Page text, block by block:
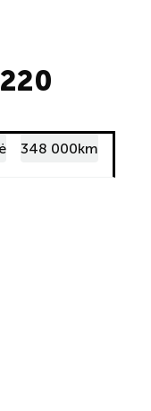
348 000km